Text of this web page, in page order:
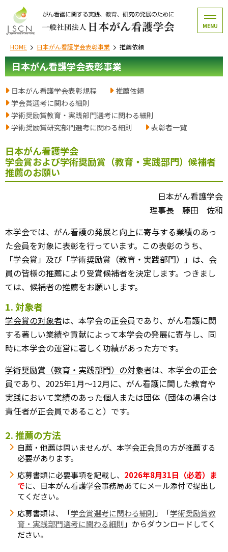
MENU
HOME 日本がん看護学会表彰事業 推薦依頼
日本がん看護学会表彰事業
日本がん看護学会表彰規程
推薦依頼
学会賞選考に関わる細則
学術奨励賞教育・実践部門選考に関わる細則
学術奨励賞研究部門選考に関わる細則
表彰者一覧
日本がん看護学会
学会賞および学術奨励賞（教育・実践部門）候補者
推薦のお願い
日本がん看護学会
理事長 藤田 佐和
本学会では、がん看護の発展と向上に寄与する業績のあっ
た会員を対象に表彰を行っています。この表彰のうち、
「学会賞」及び「学術奨励賞（教育・実践部門）」は、会
員の皆様の推薦により受賞候補者を決定します。つきまし
ては、候補者の推薦をお願いします。
1. 対象者
学会賞の対象者は、本学会の正会員であり、がん看護に関
する著しい業績や貢献によって本学会の発展に寄与し、同
時に本学会の運営に著しく功績があった方です。
学術奨励賞（教育・実践部門）の対象者は、本学会の正会
員であり、2025年1月〜12月に、がん看護に関した教育や
実践において業績のあった個人または団体（団体の場合は
責任者が正会員であること）です。
2. 推薦の方法
自薦・他薦は問いませんが、本学会正会員の方が推薦する
必要があります。
応募書類に必要事項を記載し、 2026年8月31日（必着）ま
でに、日本がん看護学会事務局あてにメール添付で提出し
てください。
応募書類は、「学会賞選考に関わる細則 」「学術奨励賞教
育・実践部門選考に関わる細則 」からダウンロードしてく
ださい。